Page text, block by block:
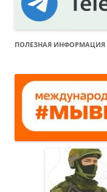
ПОЛЕЗНАЯ ИНФОРМАЦИЯ